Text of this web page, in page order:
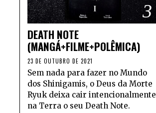
3
DEATH NOTE
(MANGÁ+FILME+POLÊMICA)
23 DE OUTUBRO DE 2021
Sem nada para fazer no Mundo
dos Shinigamis, o Deus da Morte
Ryuk deixa cair intencionalmente
na Terra o seu Death Note.